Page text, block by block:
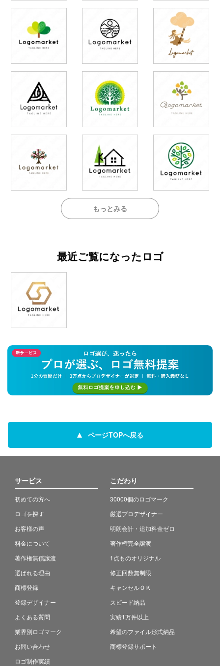
もっとみる
最近ご覧になったロゴ
ページTOPへ戻る
サービス
初めての方へ
ロゴを探す
お客様の声
料金について
著作権無償譲渡
選ばれる理由
商標登録
登録デザイナー
よくある質問
業界別ロゴマーク
お問い合わせ
ロゴ制作実績
こだわり
30000個のロゴマーク
厳選プロデザイナー
明朗会計・追加料金ゼロ
著作権完全譲渡
1点ものオリジナル
修正回数無制限
キャンセルＯＫ
スピード納品
実績1万件以上
希望のファイル形式納品
商標登録サポート